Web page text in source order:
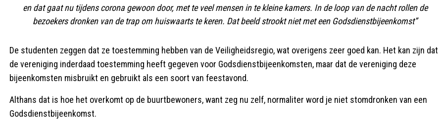
en dat gaat nu tijdens corona gewoon door, met te veel mensen in te kleine kamers. In de loop van de nacht rollen de
bezoekers dronken van de trap om huiswaarts te keren. Dat beeld strookt niet met een Godsdienstbijeenkomst”
De studenten zeggen dat ze toestemming hebben van de Veiligheidsregio, wat overigens zeer goed kan. Het kan zijn dat
de vereniging inderdaad toestemming heeft gegeven voor Godsdienstbijeenkomsten, maar dat de vereniging deze
bijeenkomsten misbruikt en gebruikt als een soort van feestavond.
Althans dat is hoe het overkomt op de buurtbewoners, want zeg nu zelf, normaliter word je niet stomdronken van een
Godsdienstbijeenkomst.